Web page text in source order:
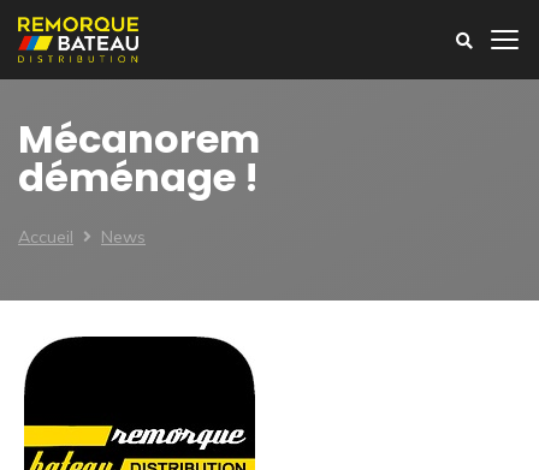
Mécanorem
déménage !
Accueil News